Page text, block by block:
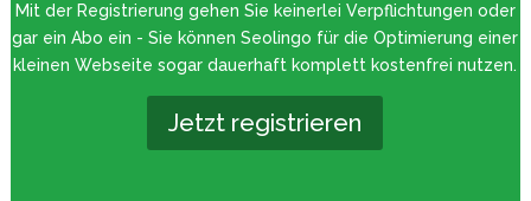
Mit der Registrierung gehen Sie keinerlei Verpflichtungen oder
gar ein Abo ein - Sie können Seolingo für die Optimierung einer
kleinen Webseite sogar dauerhaft komplett kostenfrei nutzen.
Jetzt registrieren